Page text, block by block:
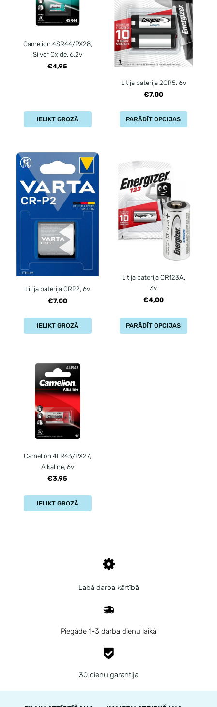
Labā darba kārtībā
Piegāde 1-3 darba dienu laikā
30 dienu garantija
Camelion 4SR44/PX28,
Silver Oxide, 6.2v
€4,95
IELIKT GROZĀ
Litija baterija 2CR5, 6v
€7,00
PARĀDĪT OPCIJAS
Litija baterija CRP2, 6v
€7,00
IELIKT GROZĀ
Litija baterija CR123A,
3v
€4,00
PARĀDĪT OPCIJAS
Camelion 4LR43/PX27,
Alkaline, 6v
€3,95
IELIKT GROZĀ